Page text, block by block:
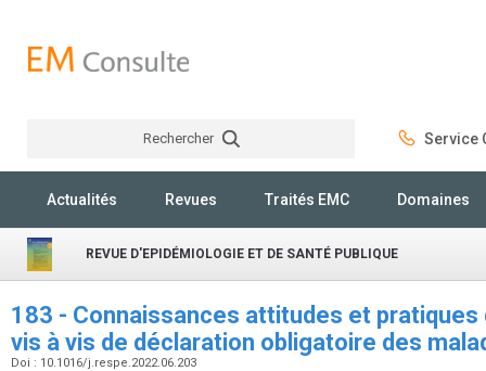
Rechercher Service
Actualités Revues Traités EMC Domaines
REVUE D'EPIDÉMIOLOGIE ET DE SANTÉ PUBLIQUE
183 - Connaissances attitudes et
vis à vis de déclaration obligatoire des
Doi : 10.1016/j.respe.2022.06.203